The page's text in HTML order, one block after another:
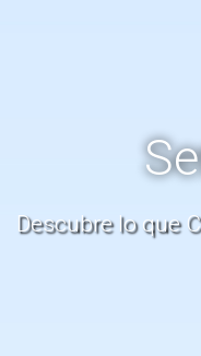
Descubre lo que